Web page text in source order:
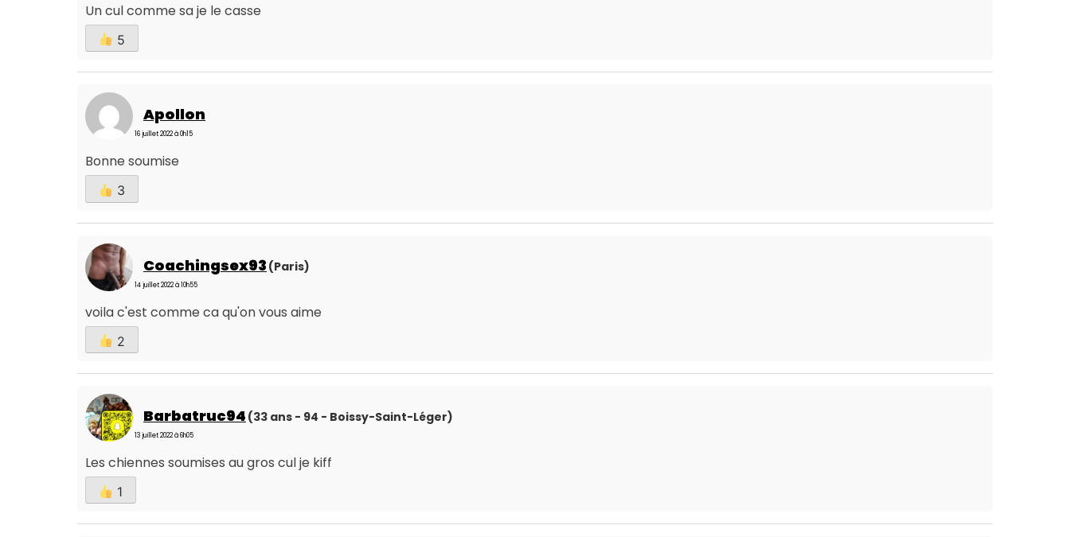
Un cul comme sa je le casse
5
Apollon
16 juillet 2022 à 0h15
Bonne soumise
3
Coachingsex93 (Paris)
14 juillet 2022 à 10h55
voila c'est comme ca qu'on vous aime
2
Barbatruc94 (33 ans - 94 - Boissy-Saint-Léger)
13 juillet 2022 à 6h05
Les chiennes soumises au gros cul je kiff
1